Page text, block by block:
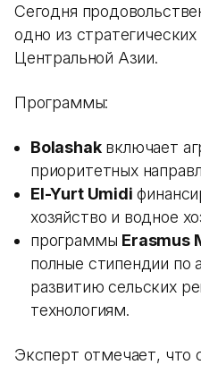
Сегодня
одно из
Центральной Азии.
Программы:
Bolashakвключает
приоритетных
El-Yurt Umidi
хозяйство и водное
программы Erasmus
полные стипендии по
развитию сельских
технологиям.
Эксперт отмечает, что